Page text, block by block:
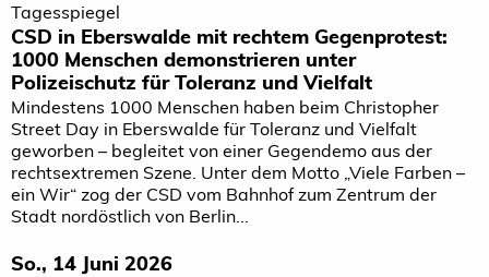
Tagesspiegel
CSD in Eberswalde mit rechtem Gegenprotest:
1000 Menschen demonstrieren unter
Polizeischutz für Toleranz und Vielfalt
Mindestens 1000 Menschen haben beim Christopher
Street Day in Eberswalde für Toleranz und Vielfalt
geworben – begleitet von einer Gegendemo aus der
rechtsextremen Szene. Unter dem Motto „Viele Farben –
ein Wir“ zog der CSD vom Bahnhof zum Zentrum der
Stadt nordöstlich von Berlin...
So., 14 Juni 2026